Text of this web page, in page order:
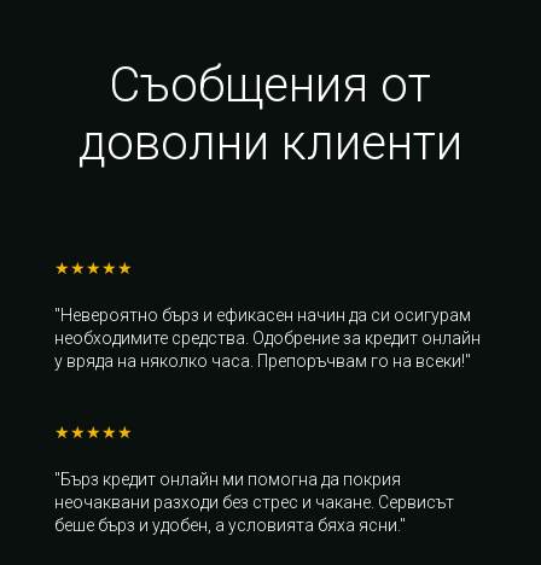
Съобщения от
доволни клиенти
★★★★★
"Невероятно бърз и ефикасен начин да си осигурам
необходимите средства. Одобрение за кредит онлайн
у вряда на няколко часа. Препоръчвам го на всеки!"
★★★★★
"Бърз кредит онлайн ми помогна да покрия
неочаквани разходи без стрес и чакане. Сервисът
беше бърз и удобен, а условията бяха ясни."